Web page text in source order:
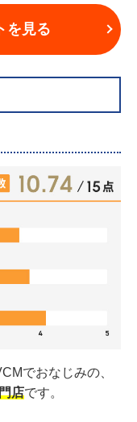
を見る
でおなじみの、
店です。